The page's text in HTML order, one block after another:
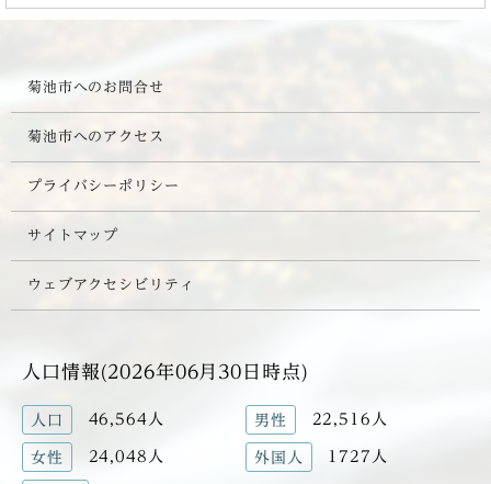
菊池市へのお問合せ
菊池市へのアクセス
プライバシーポリシー
サイトマップ
ウェブアクセシビリティ
人口情報(2026年06月30日時点)
人口 46,564人 男性 22,516人
女性 24,048人 外国人 1727人